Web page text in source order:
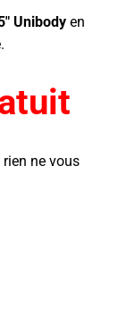
Unibody en
rien ne vous